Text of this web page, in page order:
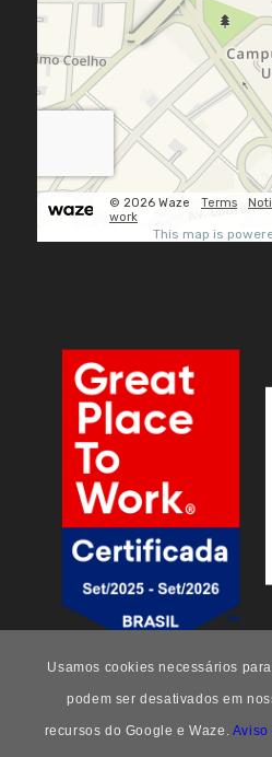
Usamos cookies necessários
podem ser desativados em
recursos do Google e Waze. Aviso